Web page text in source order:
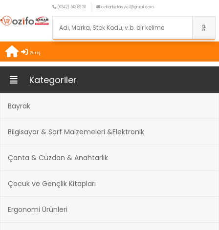
(0242) 513 89 20 ozkankirtasiye7@gmail.com
Giriş
Kategoriler
Bayrak
Bilgisayar & Sarf Malzemeleri &Elektronik
Çanta & Cüzdan & Anahtarlık
Çocuk ve Gençlik Kitapları
Ergonomi Ürünleri